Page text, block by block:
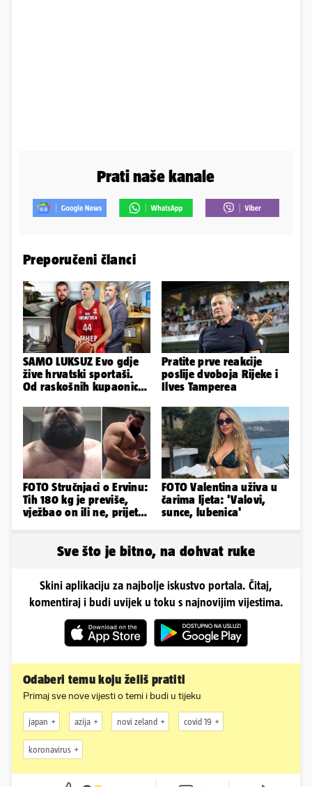
Prati naše kanale
Preporučeni članci
SAMO LUKSUZ Evo gdje
žive hrvatski sportaši.
Od raskošnih kupaonica
Pratite prve reakcije
poslije dvoboja Rijeke i
Ilves Tamperea
FOTO Stručnjaci o Ervinu:
Tih 180 kg je previše,
vježbao on ili ne, prijete
FOTO Valentina uživa u
čarima ljeta: 'Valovi,
sunce, lubenica'
Sve što je bitno, na dohvat ruke
Skini aplikaciju za najbolje iskustvo portala. Čitaj,
komentiraj i budi uvijek u toku s najnovijim vijestima.
Odaberi temu koju želiš pratiti
Primaj sve nove vijesti o temi i budi u tijeku
japan azija novi zeland covid 19
koronavirus